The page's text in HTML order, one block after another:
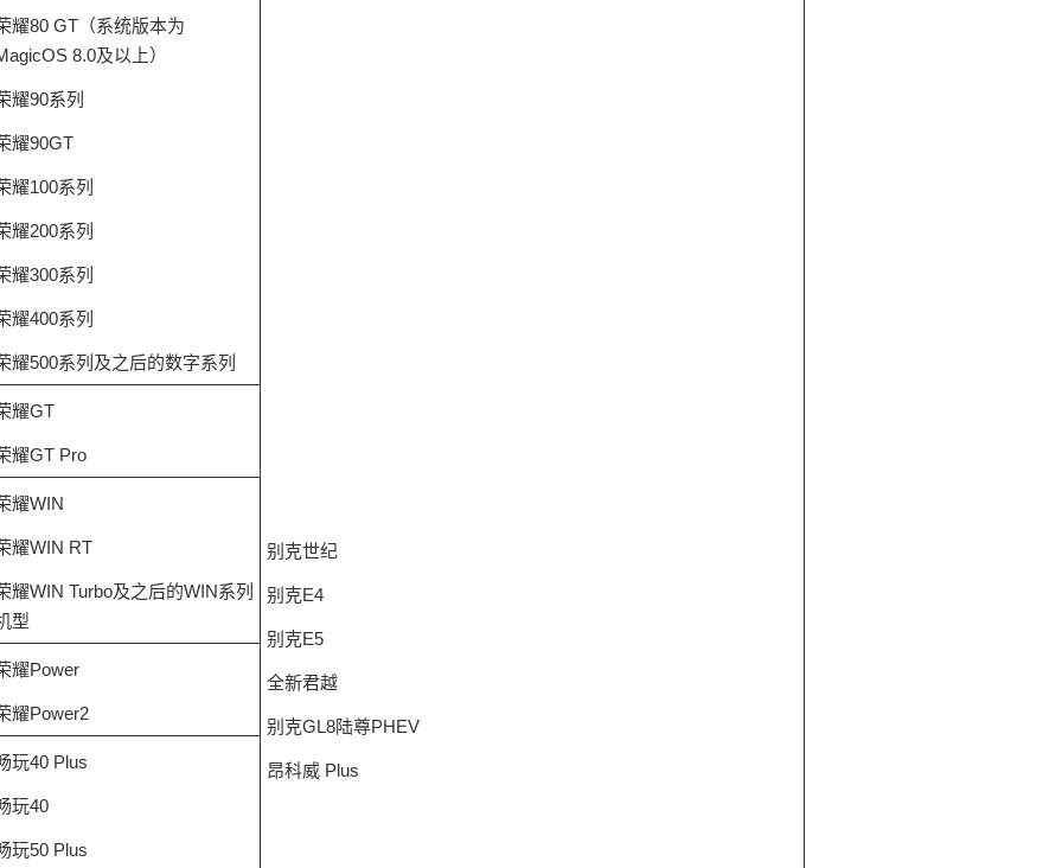
别克世纪
别克E4
别克E5
全新君越
别克GL8陆尊PHEV
昂科威 Plus
耀80 GT（系统版本为
8.0及以上）
耀90系列
耀90GT
耀100系列
耀200系列
耀300系列
耀400系列
耀500系列及之后的数字系列
耀GT
耀GT Pro
耀WIN
耀WIN RT
耀WIN Turbo及之后的WIN系列
型
耀Power
耀Power2
玩40 Plus
玩40
玩50 Plus